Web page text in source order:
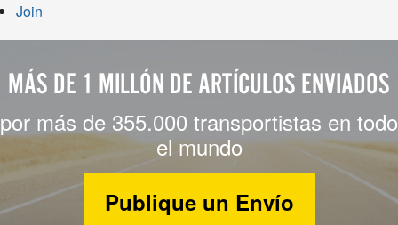
Join
MÁS DE 1 MILLÓN DE ARTÍCULOS ENVIADOS
por más de 355.000 transportistas en todo
el mundo
Publique un Envío